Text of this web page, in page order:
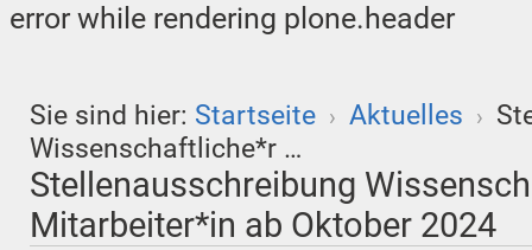
error while rendering plone.header
Sie sind hier: Startseite › Aktuelles ›
Wissenschaftliche*r …
Stellenausschreibung
Mitarbeiter*in ab Oktober 2024